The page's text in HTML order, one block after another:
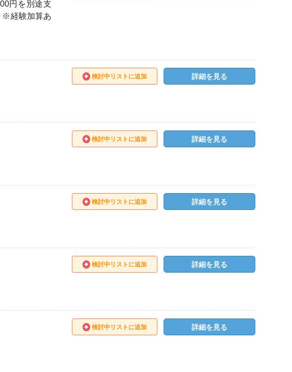
円を別途支
※経験加算あ
検討中リストに追加 詳細を見る
検討中リストに追加 詳細を見る
検討中リストに追加 詳細を見る
検討中リストに追加 詳細を見る
検討中リストに追加 詳細を見る